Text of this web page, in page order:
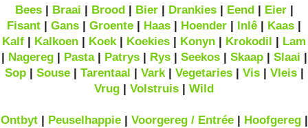
Bees| Braai | Brood| Bier| Drankies| Eend| Eier|
Fisant | Gans | Groente | Haas | Hoender | Inlê | Kaas |
Kalf | Kalkoen | Koek | Koekies | Konyn | Krokodil | Lam
| Nagereg| Pasta| Patrys| Rys| Seekos| Skaap| Slaai |
Sop| Souse| Tarentaal | Vark| Vegetaries| Vis| Vleis|
Vrug | Volstruis | Wild
Ontbyt| Peuselhappie| Voorgereg / Entrée| Hoofgereg|